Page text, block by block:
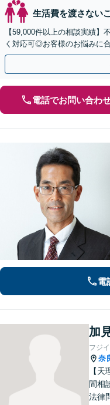
生活費を渡さない
【59,000件以上の相談実績】
く対応可◎お客様のお悩みに
電話でお問い合わ
電
加
フジ
奈
【
間相
法律